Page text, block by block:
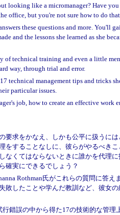
looking like a micromanager? Have
office, but you're not sure how to do
these questions and more. You'll
and the lessons she learned as she
of technical training and even a little
way, through trial and error.
technical management tips and tricks
particular issues.
job, how to create an effective work
要求をかなえ、しかも公平に扱うに
をすることなしに、彼らがやるべき
なくてはならないときに誰かを代理
確実にできるでしょう？
Rothman氏がこれらの質問に答
敗したことや学んだ教訓など、彼女
行錯誤の中から得た17の技術的な管